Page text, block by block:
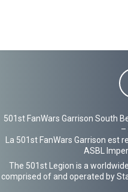
501st FanWars Garrison South
–
La 501st FanWars Garrison est
ASBL
The 501st Legion is a
comprised of and operated by